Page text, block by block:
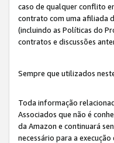
caso de qualquer conflito
contrato com uma afiliada
(incluindo as Políticas do
contratos e discussões
Sempre que utilizados
Toda informação
Associados que não é
da Amazon e continuará
necessário para a